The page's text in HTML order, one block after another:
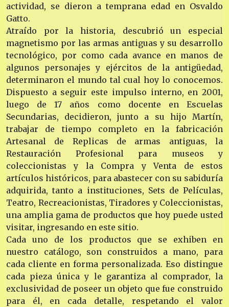
actividad, se dieron a temprana edad en Osvaldo
Gatto.
Atraído por la historia, descubrió un especial
magnetismo por las armas antiguas y su desarrollo
tecnológico, por como cada avance en manos de
algunos personajes y ejércitos de la antigüedad,
determinaron el mundo tal cual hoy lo conocemos.
Dispuesto a seguir este impulso interno, en 2001,
luego de 17 años como docente en Escuelas
Secundarias, decidieron, junto a su hijo Martín,
trabajar de tiempo completo en la fabricación
Artesanal de Replicas de armas antiguas, la
Restauración Profesional para museos y
coleccionistas y la Compra y Venta de estos
artículos históricos, para abastecer con su sabiduría
adquirida, tanto a instituciones, Sets de Películas,
Teatro, Recreacionistas, Tiradores y Coleccionistas,
una amplia gama de productos que hoy puede usted
visitar, ingresando en este sitio.
Cada uno de los productos que se exhiben en
nuestro catálogo, son construidos a mano, para
cada cliente en forma personalizada. Eso distingue
cada pieza única y le garantiza al comprador, la
exclusividad de poseer un objeto que fue construido
para él, en cada detalle, respetando el valor